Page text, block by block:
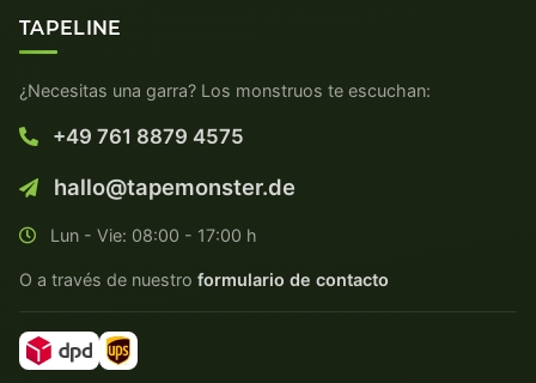
TAPELINE
¿Necesitas una garra? Los monstruos te escuchan:
+49 761 8879 4575
hallo@tapemonster.de
Lun - Vie: 08:00 - 17:00 h
O a través de nuestro formulario de contacto